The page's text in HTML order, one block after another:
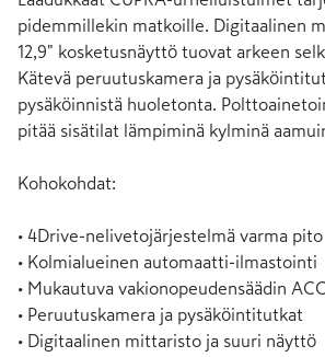
pidemmillekin matkoille. Digitaalinen
12,9" kosketusnäyttö tuovat arkeen
Kätevä peruutuskamera ja
pysäköinnistä huoletonta.
pitää sisätilat lämpiminä kylminä
Kohokohdat:
• 4Drive-nelivetojärjestelmä varma pito
• Kolmialueinen automaatti-ilmastointi
• Mukautuva vakionopeudensäädin ACC
• Peruutuskamera ja pysäköintitutkat
• Digitaalinen mittaristo ja suuri näyttö